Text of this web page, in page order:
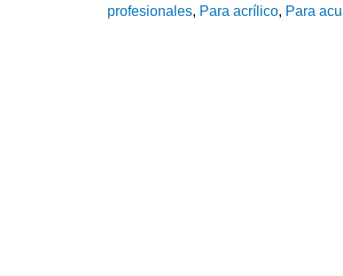
profesionales, Para acrílico, Para